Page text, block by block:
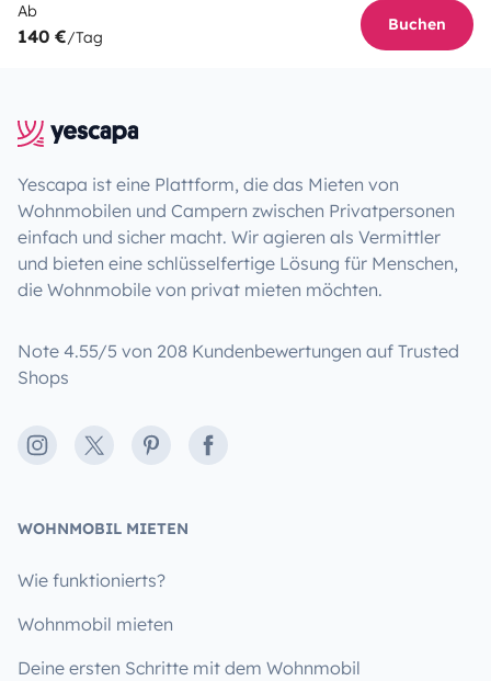
Ab
140 €/Tag
Buchen
Yescapa ist eine Plattform, die das Mieten von
Wohnmobilen und Campern zwischen Privatpersonen
einfach und sicher macht. Wir agieren als Vermittler
und bieten eine schlüsselfertige Lösung für Menschen,
die Wohnmobile von privat mieten möchten.
Note 4.55/5 von 208 Kundenbewertungen auf Trusted
Shops
Instagram
X PinterestFacebook
WOHNMOBIL MIETEN
Wie funktionierts?
Wohnmobil mieten
Deine ersten Schritte mit dem Wohnmobil